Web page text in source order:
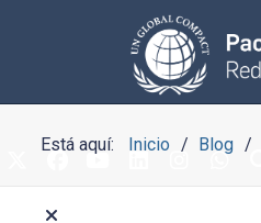
Está aquí: Inicio Blog